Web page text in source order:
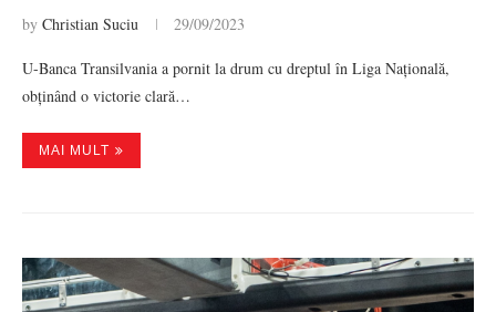
by Christian Suciu 29/09/2023
U-Banca Transilvania a pornit la drum cu dreptul în Liga Națională,
obținând o victorie clară…
MAI MULT